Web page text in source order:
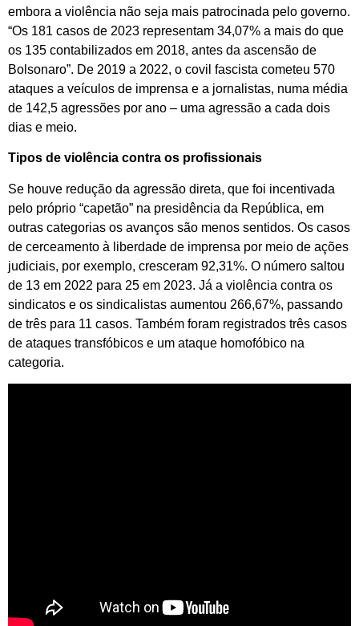
embora a violência não seja mais patrocinada pelo governo.
“Os 181 casos de 2023 representam 34,07% a mais do que
os 135 contabilizados em 2018, antes da ascensão de
Bolsonaro”. De 2019 a 2022, o covil fascista cometeu 570
ataques a veículos de imprensa e a jornalistas, numa média
de 142,5 agressões por ano – uma agressão a cada dois
dias e meio.
Tipos de violência contra os profissionais
Se houve redução da agressão direta, que foi incentivada
pelo próprio “capetão” na presidência da República, em
outras categorias os avanços são menos sentidos. Os casos
de cerceamento à liberdade de imprensa por meio de ações
judiciais, por exemplo, cresceram 92,31%. O número saltou
de 13 em 2022 para 25 em 2023. Já a violência contra os
sindicatos e os sindicalistas aumentou 266,67%, passando
de três para 11 casos. Também foram registrados três casos
de ataques transfóbicos e um ataque homofóbico na
categoria.